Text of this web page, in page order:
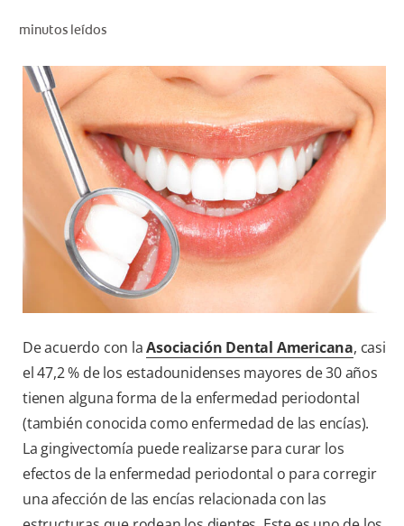
PROMOCIONES
PA (ES)
SUSCRÍBASE
minutos leídos
De acuerdo con laAsociación Dental Americana, casi
el 47,2 % de los estadounidenses mayores de 30 años
tienen alguna forma de la enfermedad periodontal
(también conocida como enfermedad de las encías).
La gingivectomía puede realizarse para curar los
efectos de la enfermedad periodontal o para corregir
una afección de las encías relacionada con las